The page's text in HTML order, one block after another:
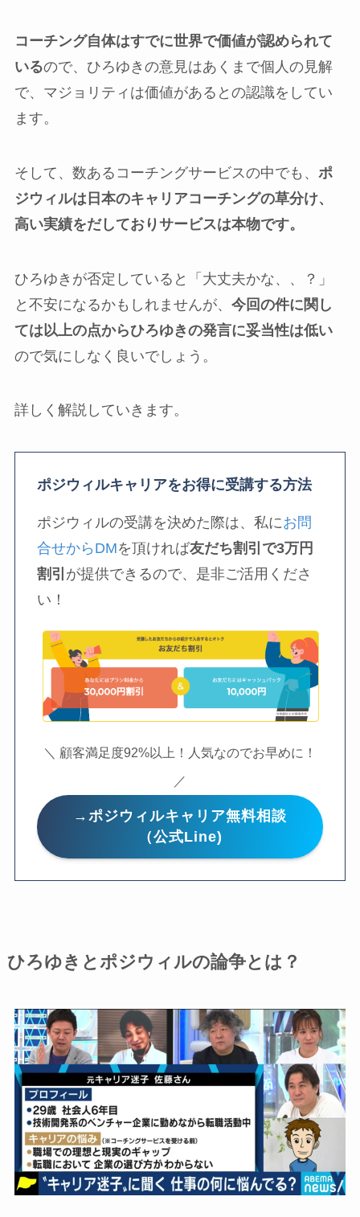
コーチング自体はすでに世界で価値が認められて
いるので、ひろゆきの意見はあくまで個人の見解
で、マジョリティは価値があるとの認識をしてい
ます。
そして、数あるコーチングサービスの中でも、 ポ
ジウィルは日本のキャリアコーチングの草分け、
高い実績をだしておりサービスは本物です。
ひろゆきが否定していると「大丈夫かな、、？」
と不安になるかもしれませんが、 今回の件に関し
ては以上の点からひろゆきの発言に妥当性は低い
ので気にしなく良いでしょう。
詳しく解説していきます。
ポジウィルキャリアをお得に受講する方法
ポジウィルの受講を決めた際は、私にお問
合せからDMを頂ければ友だち割引で3万円
割引 が提供できるので、是非ご活用くださ
い！
＼ 顧客満足度92%以上！人気なのでお早めに！
／
→ポジウィルキャリア無料相談
（公式Line)
ひろゆきとポジウィルの論争とは？